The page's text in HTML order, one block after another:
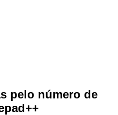
pelo número de